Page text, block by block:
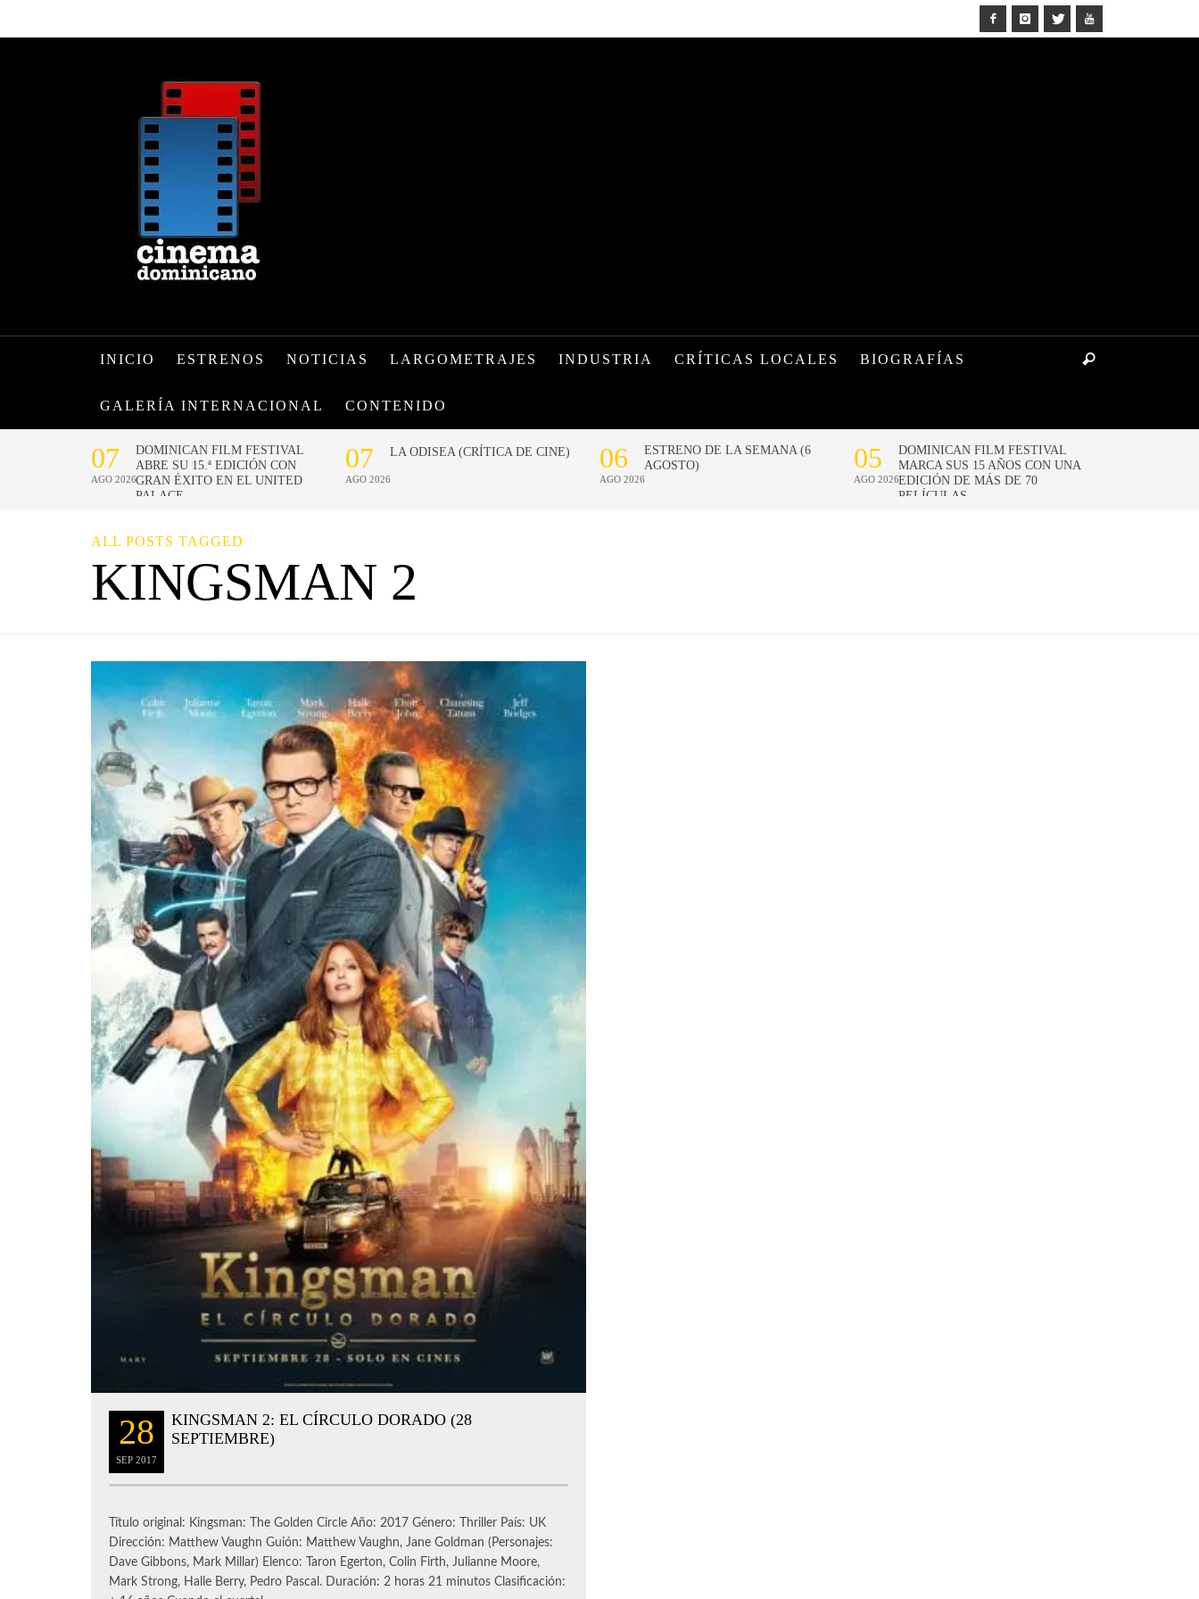
INICIO ESTRENOS NOTICIAS LARGOMETRAJES INDUSTRIA CRÍTICAS LOCALES BIOGRAFÍAS
GALERÍA INTERNACIONAL CONTENIDO
ALL POSTS TAGGED
KINGSMAN 2
28
SEP 2017
KINGSMAN 2: EL CÍRCULO DORADO (28
SEPTIEMBRE)
Título original: Kingsman: The Golden Circle Año: 2017 Género: Thriller País: UK
Dirección: Matthew Vaughn Guión: Matthew Vaughn, Jane Goldman (Personajes:
Dave Gibbons, Mark Millar) Elenco: Taron Egerton, Colin Firth, Julianne Moore,
Mark Strong, Halle Berry, Pedro Pascal. Duración: 2 horas 21 minutos Clasificación: